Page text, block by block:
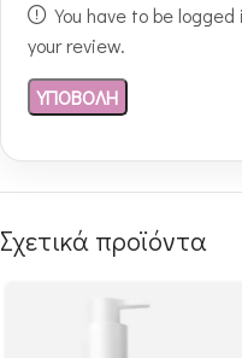
You have to be
your review.
Σχετικά προϊόντα